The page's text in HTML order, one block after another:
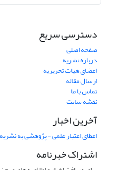
دسترسی سریع
صفحه اصلی
درباره نشریه
اعضای هیات تحریریه
ارسال مقاله
تماس با ما
نقشه سایت
آخرین اخبار
اعطای اعتبار علمی - پژوهشی به
اشتراک خبرنامه